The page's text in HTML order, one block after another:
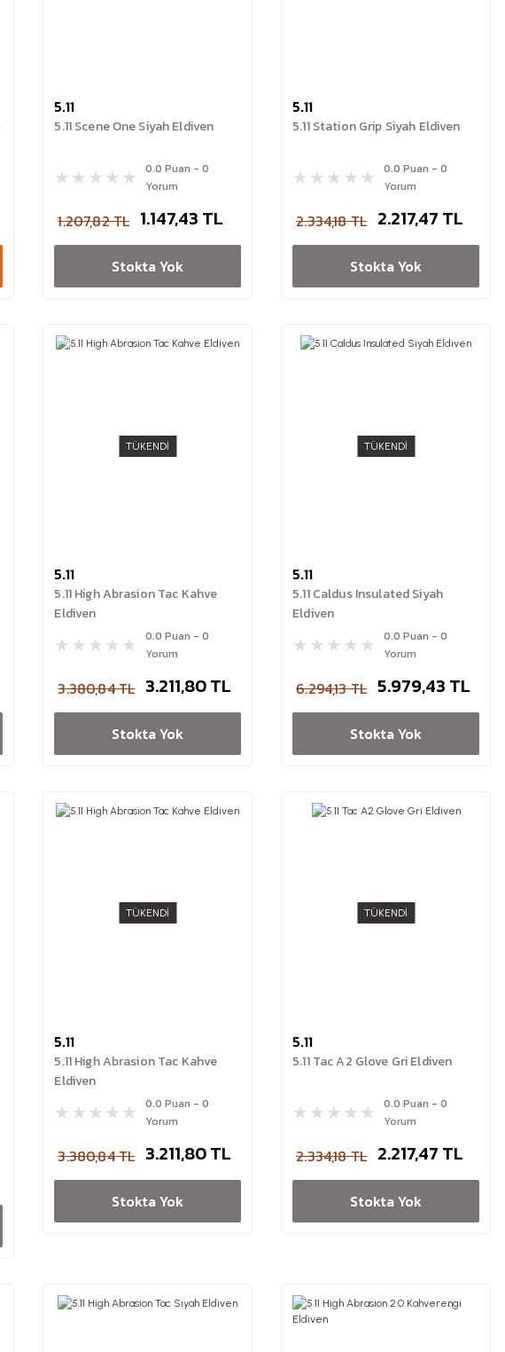
5.11
5.11 Scene One Siyah Eldiven
0.0 Puan - 0
Yorum
1.207,82 TL 1.147,43 TL
Stokta Yok
5.11
5.11 Station Grip Siyah Eldiven
0.0 Puan - 0
Yorum
2.334,18 TL 2.217,47 TL
Stokta Yok
TÜKENDİ
5.11
5.11 High Abrasion Tac Kahve
Eldiven
0.0 Puan - 0
Yorum
3.380,84 TL 3.211,80 TL
Stokta Yok
TÜKENDİ
5.11
5.11 Caldus Insulated Siyah
Eldiven
0.0 Puan - 0
Yorum
6.294,13 TL 5.979,43 TL
Stokta Yok
TÜKENDİ
5.11
5.11 High Abrasion Tac Kahve
Eldiven
0.0 Puan - 0
Yorum
3.380,84 TL 3.211,80 TL
Stokta Yok
TÜKENDİ
5.11
5.11 Tac A2 Glove Gri Eldiven
0.0 Puan - 0
Yorum
2.334,18 TL 2.217,47 TL
Stokta Yok